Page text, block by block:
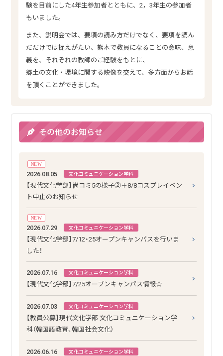
験を目前にした4年生参加者とともに、2，3年生の参加者
もいました。
また、説明会では、要項の読み方だけでなく、要項を読ん
だだけでは捉えがたい、熊本で教員になることの意味、意
義を、それぞれの教師のご経験をもとに、
郷土の文化・環境に関する映像を交えて、多方面からお話
を頂くことができました。
その他のお知らせ
NEW
2026.08.05 文化コミュニケーション学科
【現代文化学部】尚コミ5の様子②＋8/8コスプレイベン
ト中止のお知らせ
NEW
2026.07.29 文化コミュニケーション学科
【現代文化学部】7/12・25オープンキャンパスを行いま
した！
2026.07.16 文化コミュニケーション学科
【現代文化学部】7/25オープンキャンパス情報☆
2026.07.03 文化コミュニケーション学科
【教員公募】現代文化学部 文化コミュニケーション学
科（韓国語教育、韓国社会文化）
2026.06.16 文化コミュニケーション学科